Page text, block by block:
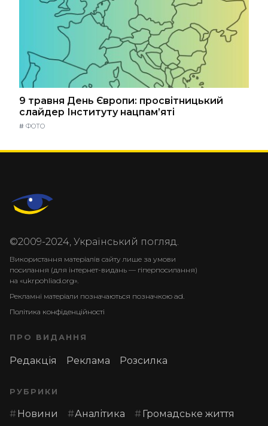
9 травня День Європи: просвітницький
слайдер Інституту нацпам’яті
# ФОТО
©2009-2024, Український погляд.
Використання матеріалів сайту лише за умови
посилання (для інтернет-видань — гіперпосилання)
на «ukrpohliad.org».
Рекламні матеріали позначаються позначкою ad.
Політика конфіденційності
ПРО ВИДАННЯ
Редакція Реклама Розсилка
РУБРИКИ
Новини Аналітика
Громадське життя